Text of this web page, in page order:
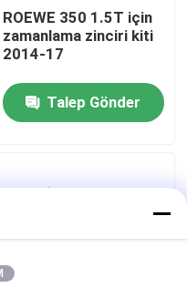
ROEWE 350 1.5T için
zamanlama zinciri kiti
2014-17
Talep Gönder